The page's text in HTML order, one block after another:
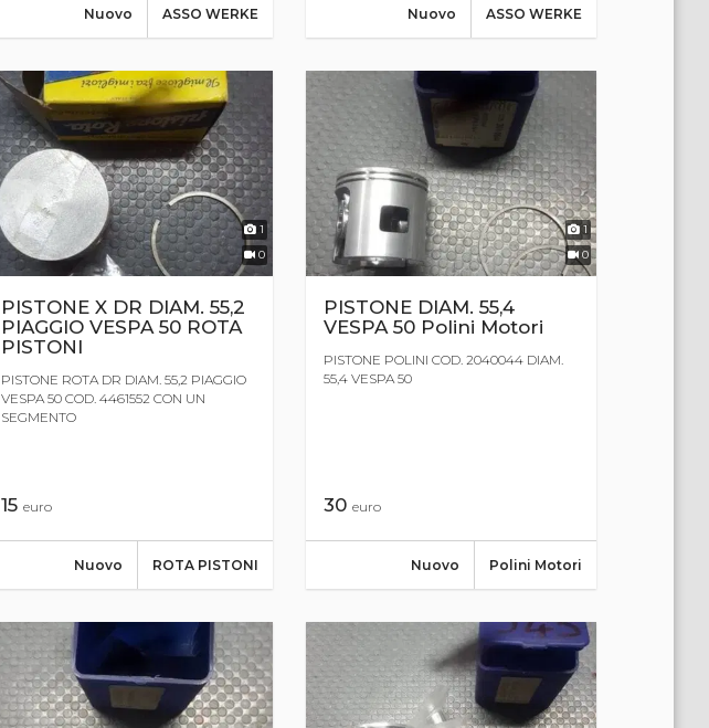
ASSO WERKE
Nuovo ASSO WERKE
Nuovo
1
0
PISTONE X DR DIAM. 55,2
PIAGGIO VESPA 50 ROTA
PISTONI
PISTONE ROTA DR DIAM. 55,2 PIAGGIO
VESPA 50 COD. 4461552 CON UN
SEGMENTO
15 euro
ROTA PISTONI
Nuovo
1
0
PISTONE DIAM. 55,4
VESPA 50 Polini Motori
PISTONE POLINI COD. 2040044 DIAM.
55,4 VESPA 50
30euro
Polini Motori
Nuovo